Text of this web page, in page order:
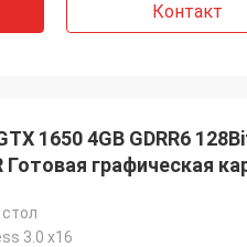
Контакт
1650 4GB GDRR6
графическая
3.0 x16